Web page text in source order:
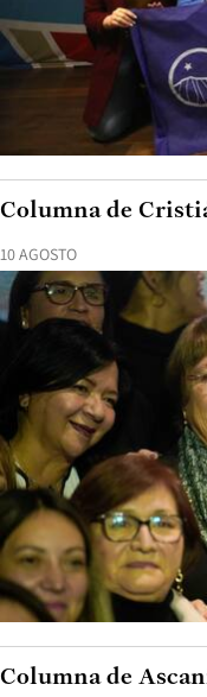
10 AGOSTO
Columna de
Columna de